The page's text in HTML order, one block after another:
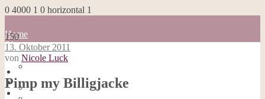
0 4000 1 0 horizontal 1
Home
Blog
about me
Impressum
Datenschutzerklärung
150
Home
Blog
about me
13. Oktober 2011
von Nicole Luck
Pimp my Billigjacke